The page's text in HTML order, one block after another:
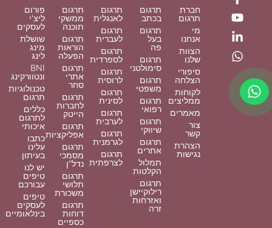
חברת
תרגום
מי
אנחנו
הצוות
שלנו
סיפורי
הצלחה
לקוחות
ממליצים
מאמרים
צור
קשר
הצהרת
נגישות
תרגום
בכתב
תרגום
בעל
פה
תרגום
סימולטני
תרגום
משפטי
תרגום
רפואי
תרגום
שיווקי
תרגום
אתרים
תמלול
הקלטות
תרגום
רילוקיישן
ואזרחות
זרה
תרגום
לאנגלית
תרגום
לעברית
תרגום
לספרדית
תרגום
לרוסית
תרגום
לסינית
תרגום
לערבית
תרגום
לגרמנית
תרגום
לצרפתית
תרגום
ממשקי
תוכנה
תרגום
הוראות
הפעלה
תרגום
אתרי
סחר
תרגום
לחברות
הייטק
תרגום
אפליקציות
תרגום
מסמכי
נדל"ן
תרגום
תלושי
משכורת
תרגום
דוחות
כספיים
פורום
ליצ'י
לעסקים
שושלת
מינג
לינג
BNI
ונטוורקינג
טכנולוגיות
תרגום
כללים
לתרגום
איכותי
כתבו
עלינו
בעיתון
יש לנו
טיפים
עבורכם
טיפים
לעסקים
בינלאומיים